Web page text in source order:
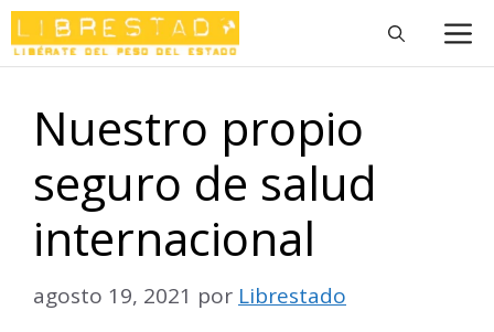
Saltar
al
contenido
Nuestro propio
seguro de salud
internacional
agosto 19, 2021 por Librestado